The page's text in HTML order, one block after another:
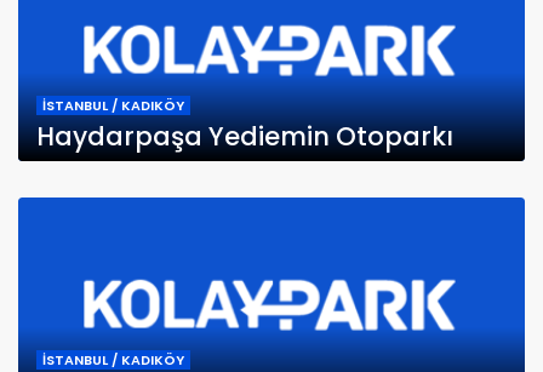
İSTANBUL / KADIKÖY
Haydarpaşa Yediemin Otoparkı
İSTANBUL / KADIKÖY